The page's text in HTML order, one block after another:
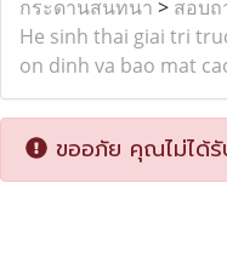
กระดานสนทนา > สอบถ
He sinh thai giai tri
on dinh va bao mat
ขออภัย คุณไม่ได้รั